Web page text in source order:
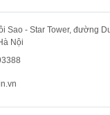
Sao - Star Tower, đường
Nội